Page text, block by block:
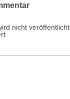
nicht veröffentlicht.